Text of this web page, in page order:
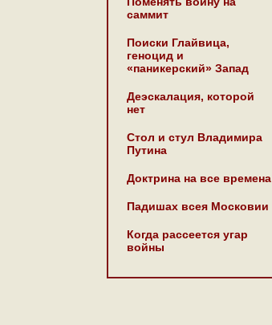
саммит
Поиски Глайвица,
геноцид и
«паникерский» Запад
Деэскалация, которой
нет
Стол и стул Владимира
Путина
Доктрина на все времена
Падишах всея Московии
Когда рассеется угар
войны